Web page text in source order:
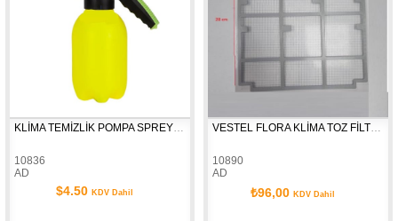
KLİMA TEMİZLİK POMPA SPREY 2 LT (SARI)
10836
AD
$4.50 KDV Dahil
VESTEL FLORA KLİMA TOZ FİLTRESİ (42158605)
10890
AD
₺96,00 KDV Dahil